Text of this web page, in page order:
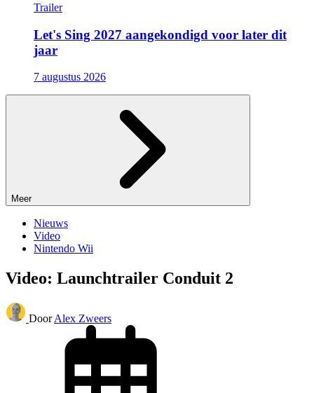
Trailer
Let's Sing 2027 aangekondigd voor later dit
jaar
7 augustus 2026
Meer
Nieuws
Video
Nintendo Wii
Video: Launchtrailer Conduit 2
Door Alex Zweers